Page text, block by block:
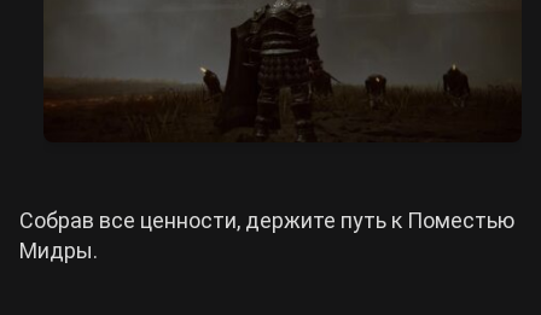
Собрав все ценности, держите путь к Поместью
Мидры.